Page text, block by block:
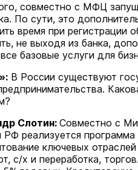
26 августа
совместно с МФЦ
По сути, это
время при регистрации
не выходя из банка,
базовые услуги для
В России существуют
Слотин:Совместно с
РФ реализуется
ключевых
с/х и переработка,